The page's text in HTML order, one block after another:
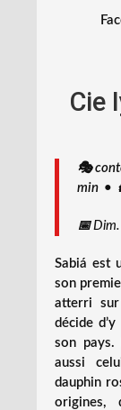
Cie
🎭
min •
📅
Sabiá est
son
atterri
décide
son
aussi
dauphin
origines,